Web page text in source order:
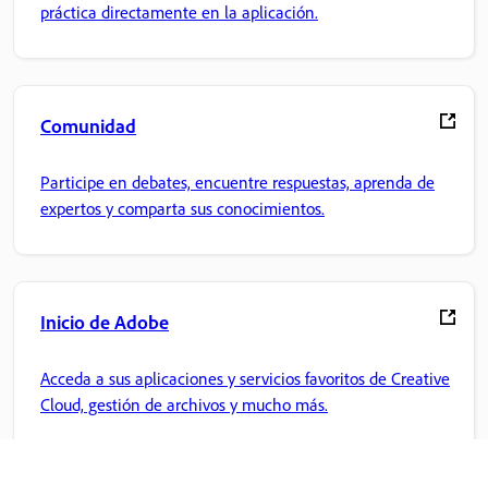
práctica directamente en la aplicación.
Comunidad
Participe en debates, encuentre respuestas, aprenda de
expertos y comparta sus conocimientos.
Inicio de Adobe
Acceda a sus aplicaciones y servicios favoritos de Creative
Cloud, gestión de archivos y mucho más.